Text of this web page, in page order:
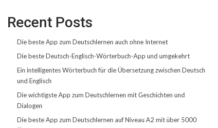
Recent Posts
Die beste App zum Deutschlernen auch ohne Internet
Die beste Deutsch-Englisch-Wörterbuch-App und umgekehrt
Ein intelligentes Wörterbuch für die Übersetzung zwischen Deutsch
und Englisch
Die wichtigste App zum Deutschlernen mit Geschichten und
Dialogen
Die beste App zum Deutschlernen auf Niveau A2 mit über 5000